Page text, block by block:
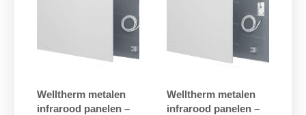
Welltherm metalen
infrarood panelen –
Welltherm metalen
infrarood panelen –